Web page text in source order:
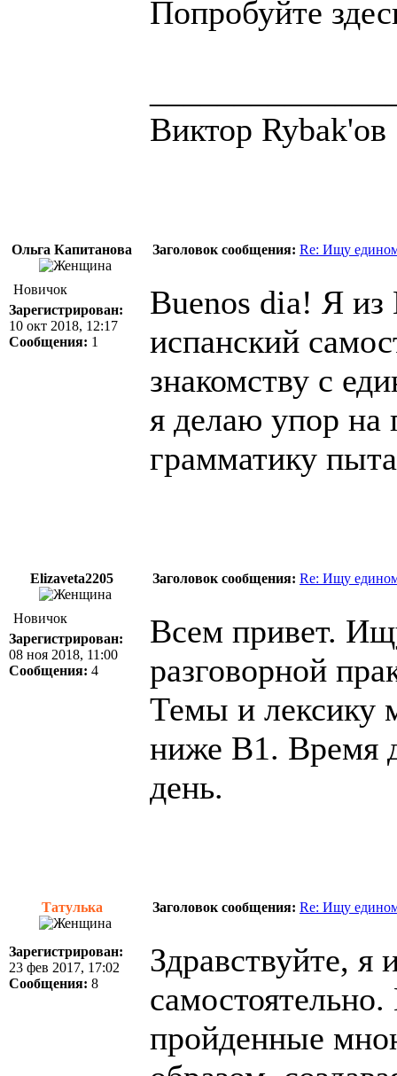
Попробуйте
Виктор Rybak'ов
Ольга Капитанова Заголовок сообщения: Re: Ищу
Новичок
Зарегистрирован:
10 окт 2018, 12:17
Сообщения: 1
Buenos dia! Я из
испанский
знакомству с
я делаю упор на
грамматику
Elizaveta2205 Заголовок сообщения: Re: Ищу
Новичок
Зарегистрирован:
08 ноя 2018, 11:00
Сообщения: 4
Всем привет.
разговорной
Темы и лексику
ниже B1. Время
день.
Татулька Заголовок сообщения: Re: Ищу
Зарегистрирован:
23 фев 2017, 17:02
Сообщения: 8
Здравствуйте, я
пройденные